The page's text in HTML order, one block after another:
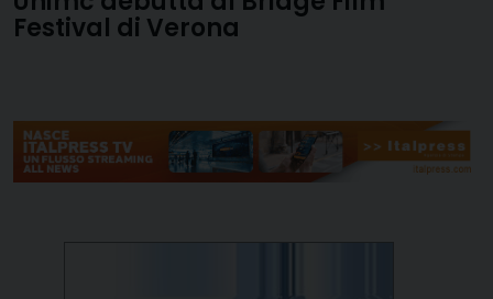
Festival di Verona